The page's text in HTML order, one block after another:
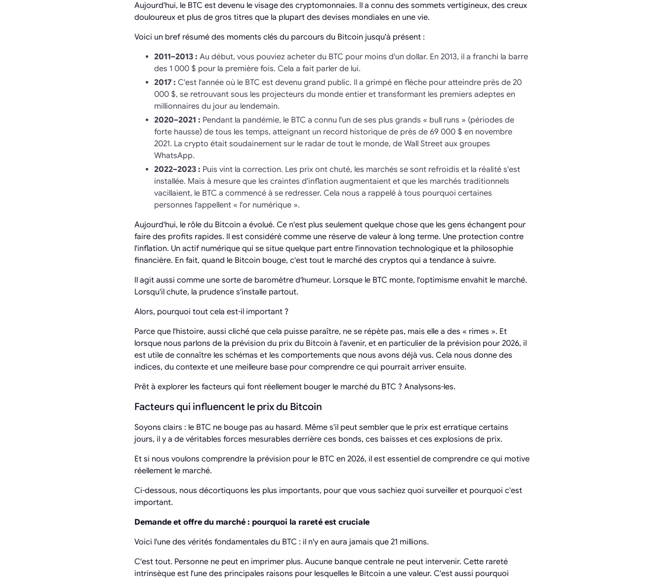
Aujourd'hui, le BTC est devenu le visage des cryptomonnaies. Il a connu des sommets vertigineux, des creux
douloureux et plus de gros titres que la plupart des devises mondiales en une vie.
Voici un bref résumé des moments clés du parcours du Bitcoin jusqu'à présent :
2011–2013 : Au début, vous pouviez acheter du BTC pour moins d'un dollar. En 2013, il a franchi la barre
des 1 000 $ pour la première fois. Cela a fait parler de lui.
2017 : C'est l'année où le BTC est devenu grand public. Il a grimpé en flèche pour atteindre près de 20
000 $, se retrouvant sous les projecteurs du monde entier et transformant les premiers adeptes en
millionnaires du jour au lendemain.
2020–2021 : Pendant la pandémie, le BTC a connu l'un de ses plus grands « bull runs » (périodes de
forte hausse) de tous les temps, atteignant un record historique de près de 69 000 $ en novembre
2021. La crypto était soudainement sur le radar de tout le monde, de Wall Street aux groupes
WhatsApp.
2022–2023 : Puis vint la correction. Les prix ont chuté, les marchés se sont refroidis et la réalité s'est
installée. Mais à mesure que les craintes d'inflation augmentaient et que les marchés traditionnels
vacillaient, le BTC a commencé à se redresser. Cela nous a rappelé à tous pourquoi certaines
personnes l'appellent « l'or numérique ».
Aujourd'hui, le rôle du Bitcoin a évolué. Ce n'est plus seulement quelque chose que les gens échangent pour
faire des profits rapides. Il est considéré comme une réserve de valeur à long terme. Une protection contre
l'inflation. Un actif numérique qui se situe quelque part entre l'innovation technologique et la philosophie
financière. En fait, quand le Bitcoin bouge, c'est tout le marché des cryptos qui a tendance à suivre.
Il agit aussi comme une sorte de baromètre d'humeur. Lorsque le BTC monte, l'optimisme envahit le marché.
Lorsqu'il chute, la prudence s'installe partout.
Alors, pourquoi tout cela est-il important ?
Parce que l'histoire, aussi cliché que cela puisse paraître, ne se répète pas, mais elle a des « rimes ». Et
lorsque nous parlons de la prévision du prix du Bitcoin à l'avenir, et en particulier de la prévision pour 2026, il
est utile de connaître les schémas et les comportements que nous avons déjà vus. Cela nous donne des
indices, du contexte et une meilleure base pour comprendre ce qui pourrait arriver ensuite.
Prêt à explorer les facteurs qui font réellement bouger le marché du BTC ? Analysons-les.
Facteurs qui influencent le prix du Bitcoin
Soyons clairs : le BTC ne bouge pas au hasard. Même s'il peut sembler que le prix est erratique certains
jours, il y a de véritables forces mesurables derrière ces bonds, ces baisses et ces explosions de prix.
Et si nous voulons comprendre la prévision pour le BTC en 2026, il est essentiel de comprendre ce qui motive
réellement le marché.
Ci-dessous, nous décortiquons les plus importants, pour que vous sachiez quoi surveiller et pourquoi c'est
important.
Demande et offre du marché : pourquoi la rareté est cruciale
Voici l'une des vérités fondamentales du BTC : il n'y en aura jamais que 21 millions.
C'est tout. Personne ne peut en imprimer plus. Aucune banque centrale ne peut intervenir. Cette rareté
intrinsèque est l'une des principales raisons pour lesquelles le Bitcoin a une valeur. C'est aussi pourquoi